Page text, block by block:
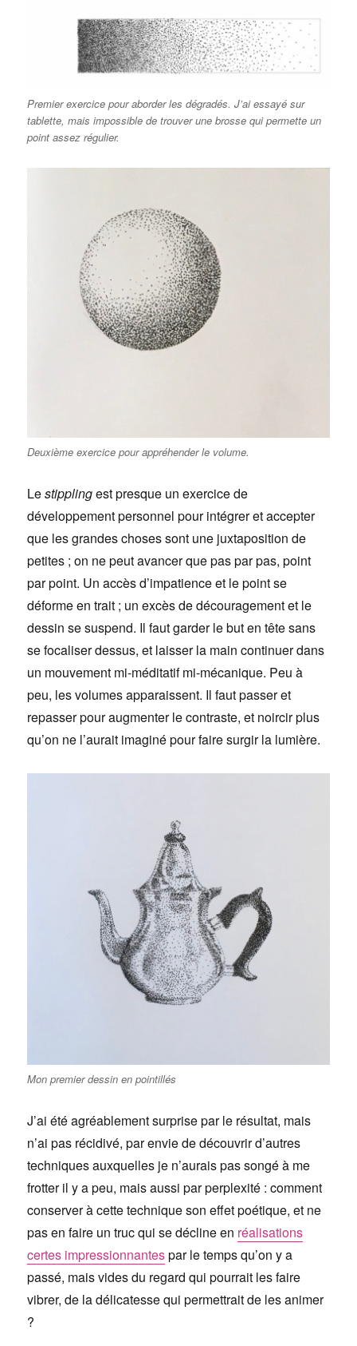
Premier exercice pour aborder les dégradés. J’ai essayé sur
tablette, mais impossible de trouver une brosse qui permette un
point assez régulier.
Deuxième exercice pour appréhender le volume.
Lestipplingest presque un exercice de
développement personnel pour intégrer et accepter
que les grandes choses sont une juxtaposition de
petites ; on ne peut avancer que pas par pas, point
par point. Un accès d’impatience et le point se
déforme en trait ; un excès de découragement et le
dessin se suspend. Il faut garder le but en tête sans
se focaliser dessus, et laisser la main continuer dans
un mouvement mi-méditatif mi-mécanique. Peu à
peu, les volumes apparaissent. Il faut passer et
repasser pour augmenter le contraste, et noircir plus
qu’on ne l’aurait imaginé pour faire surgir la lumière.
Mon premier dessin en pointillés
J’ai été agréablement surprise par le résultat, mais
n’ai pas récidivé, par envie de découvrir d’autres
techniques auxquelles je n’aurais pas songé à me
frotter il y a peu, mais aussi par perplexité : comment
conserver à cette technique son effet poétique, et ne
pas en faire un truc qui se décline en réalisations
certes impressionnantespar le temps qu’on y a
passé, mais vides du regard qui pourrait les faire
vibrer, de la délicatesse qui permettrait de les animer
?